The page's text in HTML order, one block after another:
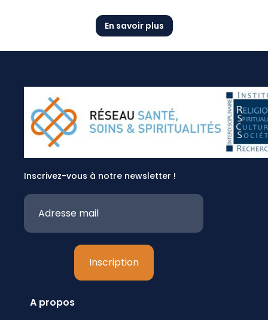
En savoir plus
Inscrivez-vous à notre newsletter !
A propos